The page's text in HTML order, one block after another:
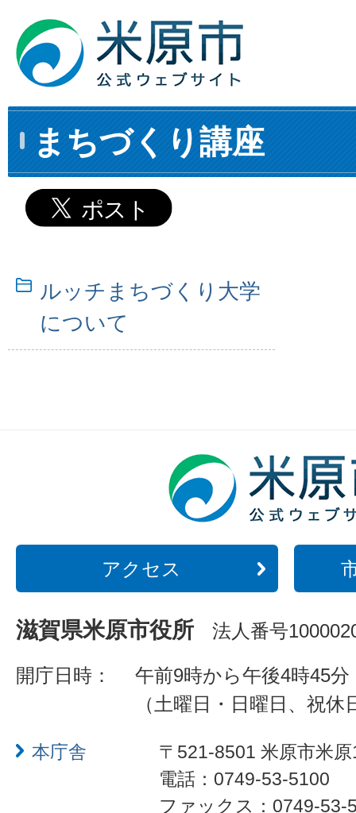
まちづくり講座
ルッチまちづくり大学
について
アクセス
滋賀県米原市役所 法人番号
開庁日時：
午前9時から午後4時45分
（土曜日・日曜日、祝
本庁舎
〒521-8501 米原市米
電話：0749-53-5100
ファックス：0749-53-